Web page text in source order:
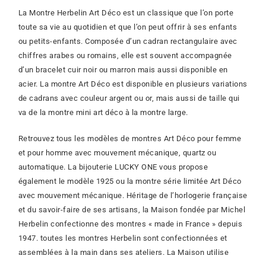
La Montre Herbelin Art Déco est un classique que l’on porte
toute sa vie au quotidien et que l’on peut offrir à ses enfants
ou petits-enfants. Composée d’un cadran rectangulaire avec
chiffres arabes ou romains, elle est souvent accompagnée
d’un bracelet cuir noir ou marron mais aussi disponible en
acier. La montre Art Déco est disponible en plusieurs variations
de cadrans avec couleur argent ou or, mais aussi de taille qui
va de la montre mini art déco à la montre large.
Retrouvez tous les modèles de montres Art Déco pour femme
et pour homme avec mouvement mécanique, quartz ou
automatique. La bijouterie LUCKY ONE vous propose
également le modèle 1925 ou la montre série limitée Art Déco
avec mouvement mécanique. Héritage de l’horlogerie française
et du savoir-faire de ses artisans, la Maison fondée par Michel
Herbelin confectionne des montres « made in France » depuis
1947. toutes les montres Herbelin sont confectionnées et
assemblées à la main dans ses ateliers. La Maison utilise